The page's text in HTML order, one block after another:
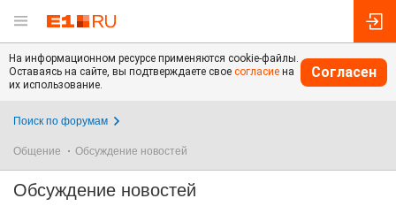
На информационном ресурсе применяются cookie-файлы.
Оставаясь на сайте, вы подтверждаете свое согласие на
их использование.
Согласен
Поиск по форумам
Общение Обсуждение новостей
Обсуждение новостей